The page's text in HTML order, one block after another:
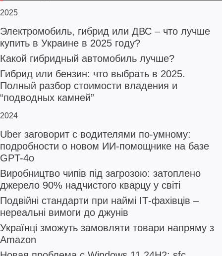
2025
Электромобиль, гибрид или ДВС – что лучше
купить в Украине в 2025 году?
Какой гибридный автомобиль лучше?
Гибрид или бензин: что выбрать в 2025.
Полный разбор стоимости владения и
“подводных камней”
2024
Uber заговорит с водителями по-умному:
подробности о новом ИИ-помощнике на базе
GPT-4o
Виробництво чипів під загрозою: затоплено
джерело 90% надчистого кварцу у світі
Подвійні стандарти при наймі ІТ-фахівців –
нереальні вимоги до джунів
Українці зможуть замовляти товари напряму з
Amazon